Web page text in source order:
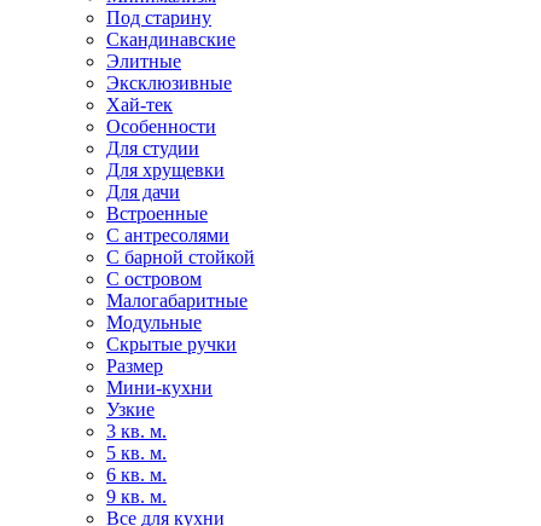
Под старину
Скандинавские
Элитные
Эксклюзивные
Хай-тек
Особенности
Для студии
Для хрущевки
Для дачи
Встроенные
С антресолями
С барной стойкой
С островом
Малогабаритные
Модульные
Скрытые ручки
Размер
Мини-кухни
Узкие
3 кв. м.
5 кв. м.
6 кв. м.
9 кв. м.
Все для кухни